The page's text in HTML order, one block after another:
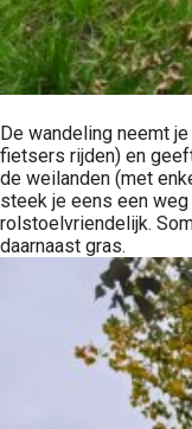
De wandeling neemt
fietsers rijden) en
de weilanden (met
steek je eens een
rolstoelvriendelijk.
daarnaast gras.